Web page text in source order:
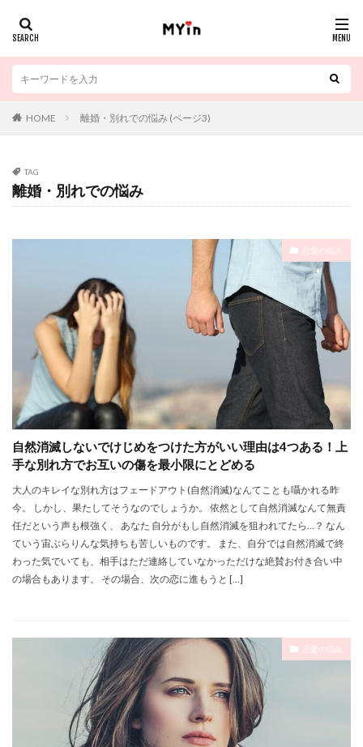
HOME 離婚・別れでの悩み (ページ3)
TAG
離婚・別れでの悩み
恋愛の悩み
自然消滅しないでけじめをつけた方がいい理由は4つある！上
手な別れ方でお互いの傷を最小限にとどめる
大人のキレイな別れ方はフェードアウト(自然消滅)なんてことも囁かれる昨
今。 しかし、果たしてそうなのでしょうか。 依然として自然消滅なんて無責
任だという声も根強く、 あなた 自分がもし自然消滅を狙われてたら…？ なん
ていう宙ぶらりんな気持ちも苦しいものです。 また、自分では自然消滅で終
わった気でいても、相手はただ連絡していなかっただけな絶賛お付き合い中
の場合もあります。 その場合、次の恋に進もうと […]
恋愛の悩み